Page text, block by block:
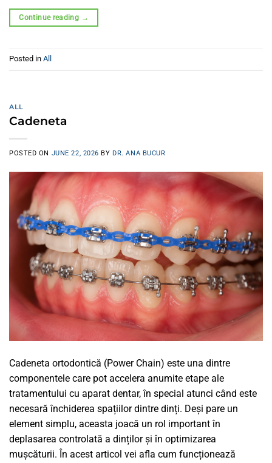
Continue reading →
Posted in All
ALL
Cadeneta
POSTED ON JUNE 22, 2026 BY DR. ANA BUCUR
Cadeneta ortodontică (Power Chain) este una dintre
componentele care pot accelera anumite etape ale
tratamentului cu aparat dentar, în special atunci când este
necesară închiderea spațiilor dintre dinți. Deși pare un
element simplu, aceasta joacă un rol important în
deplasarea controlată a dinților și în optimizarea
mușcăturii. În acest articol vei afla cum funcționează